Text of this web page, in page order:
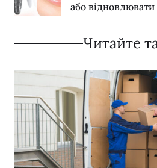
або відновлювати
Читайте